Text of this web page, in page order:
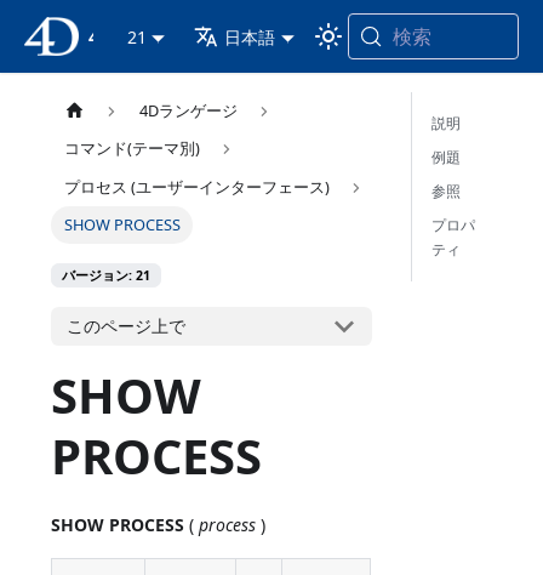
21 日本語 検索
4Dランゲージ
コマンド(テーマ別)
プロセス (ユーザーインターフェース)
SHOW PROCESS
バージョン: 21
このページ上で
SHOW
PROCESS
SHOW PROCESS (process )
説明
例題
参照
プロパ
ティ